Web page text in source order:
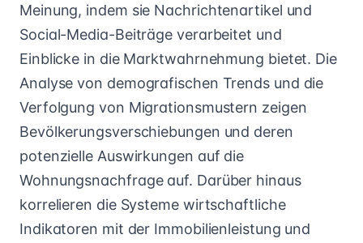
Meinung, indem sie Nachrichtenartikel und
Social-Media-Beiträge verarbeitet und
Einblicke in die Marktwahrnehmung bietet. Die
Analyse von demografischen Trends und die
Verfolgung von Migrationsmustern zeigen
Bevölkerungsverschiebungen und deren
potenzielle Auswirkungen auf die
Wohnungsnachfrage auf. Darüber hinaus
korrelieren die Systeme wirtschaftliche
Indikatoren mit der Immobilienleistung und